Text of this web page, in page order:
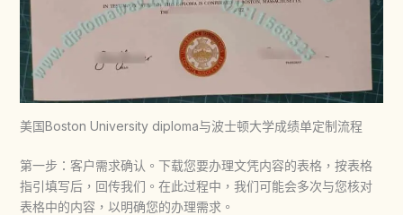
美国Boston University diploma与波士顿大学成绩单定制流程
第一步：客户需求确认。下载您要办理文凭内容的表格，按表格
指引填写后，回传我们。在此过程中，我们可能会多次与您核对
表格中的内容，以明确您的办理需求。